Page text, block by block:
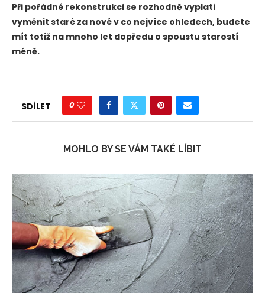
Při pořádné rekonstrukci se rozhodně vyplatí
vyměnit staré za nové v co nejvíce ohledech, budete
mít totiž na mnoho let dopředu o spoustu starostí
méně.
SDÍLET 0
MOHLO BY SE VÁM TAKÉ LÍBIT